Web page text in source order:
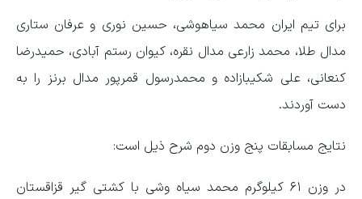
برای تیم ایران محمد سیاهوشی، حسین نوری و عرفان ستاری
مدال طلا، محمد زارعی مدال نقره، کیوان رستم آبادی، حمیدرضا
کنعانی، علی شکیبازاده و محمدرسول قمرپور مدال برنز را به
دست آوردند.
نتایج مسابقات پنج وزن دوم شرح ذیل است:
در وزن ۶۱ کیلوگرم محمد سیاه وشی با کشتی گیر قزاقستان